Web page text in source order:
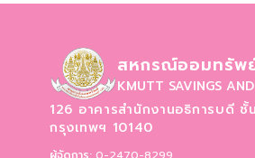
สหกรณ์ออมทรัพย์
KMUTT SAVINGS
126 อาคารสำนักงานอธิการบดี
กรุงเทพฯ 10140